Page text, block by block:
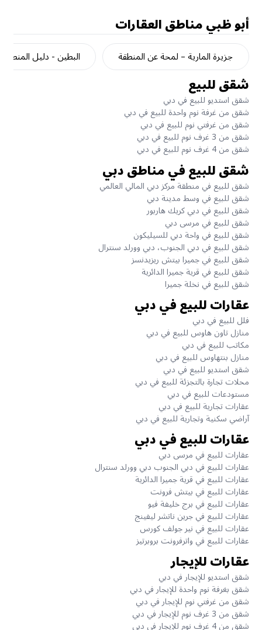
أبو ظبيمناطق العقارات
جزيرة المارية – لمحة عن المنطقة البطين - دليل المنطقة
شقق للبيع
شقق استديو للبيع في دبي
شقق من غرفة نوم واحدة للبيع في دبي
شقق من غرفتي نوم للبيع في دبي
شقق من 3 غرف نوم للبيع في دبي
شقق من 4 غرف نوم للبيع في دبي
شقق للبيع في مناطق دبي
شقق للبيع في منطقة مركز دبي المالي العالمي
شقق للبيع في وسط مدينة دبي
شقق للبيع في دبي كريك هاربور
شقق للبيع في مرسى دبي
شقق للبيع في واحة دبي للسيليكون
شقق للبيع في دبي الجنوب، دبي وورلد سنترال
شقق للبيع في جميرا بيتش ريزيدنسز
شقق للبيع في قرية جميرا الدائرية
شقق للبيع في نخلة جميرا
عقارات للبيع في دبي
فلل للبيع في دبي
منازل تاون هاوس للبيع في دبي
مكاتب للبيع في دبي
منازل بنتهاوس للبيع في دبي
شقق استديو للبيع في دبي
محلات تجارة بالتجزئة للبيع في دبي
مستودعات للبيع في دبي
عقارات تجارية للبيع في دبي
آراضي سكنية وتجارية للبيع في دبي
عقارات للبيع في دبي
عقارات للبيع في مرسى دبي
عقارات للبيع في دبي الجنوب دبي وورلد سنترال
عقارات للبيع في قرية جميرا الدائرية
عقارات للبيع في بيتش فرونت
عقارات للبيع في برج خليفة فيو
عقارات للبيع في جرين ناتشر ليفينج
عقارات للبيع في نير جولف كورس
عقارات للبيع في واترفرونت بروبرتيز
عقارات للإيجار
شقق استديو للإيجار في دبي
شقق بغرفة نوم واحدة للإيجار في دبي
شقق من غرفتي نوم للإيجار في دبي
شقق من 3 غرف نوم للإيجار في دبي
شقق من 4 غرف نوم للإيجار في دبي